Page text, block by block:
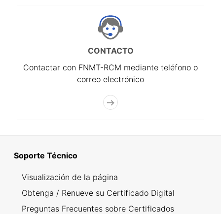
CONTACTO
Contactar con FNMT-RCM mediante teléfono o
correo electrónico
Soporte Técnico
Visualización de la página
Obtenga / Renueve su Certificado Digital
Preguntas Frecuentes sobre Certificados